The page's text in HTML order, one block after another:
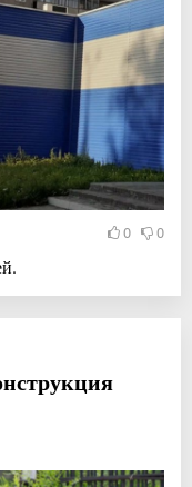
0 0